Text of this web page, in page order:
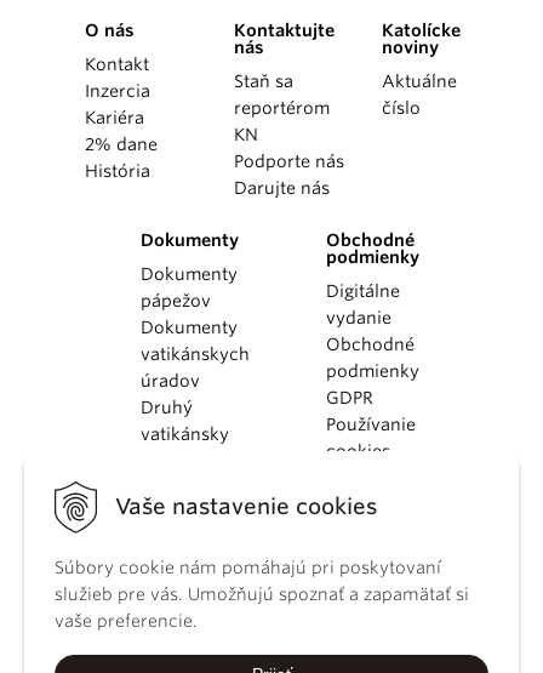
Vaše nastavenie cookies
Súbory cookie nám pomáhajú pri poskytovaní
služieb pre vás. Umožňujú spoznať a zapamätať si
vaše preferencie.
O nás
Kontakt
Inzercia
Kariéra
2% dane
História
Kontaktujte
nás
Staň sa
reportérom
KN
Podporte nás
Darujte nás
Katolícke
noviny
Aktuálne
číslo
Dokumenty
Dokumenty
pápežov
Dokumenty
vatikánskych
úradov
Druhý
vatikánsky
KBS
kánonického
práva
Katechizmus
Obchodné
podmienky
Digitálne
vydanie
Obchodné
podmienky
GDPR
Používanie
cookies